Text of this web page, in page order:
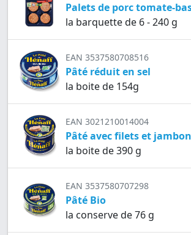
Palets de porc tomate-
la barquette de 6 - 240 g
EAN 3537580708516
Pâté réduit en sel
la boite de 154g
EAN 3021210014004
Pâté avec filets et
la boite de 390 g
EAN 3537580707298
Pâté Bio
la conserve de 76 g